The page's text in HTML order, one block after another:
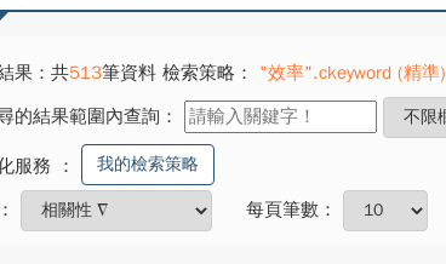
果：共513筆資料 檢索策略：
"效率".ckeyword (精準)
的結果範圍內查詢：
服務 ： 我的檢索策略
每頁筆數：